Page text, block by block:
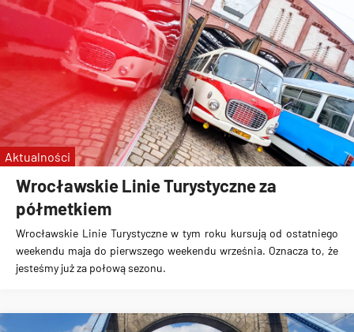
Wrocławskie Linie Turystyczne za
półmetkiem
Wrocławskie Linie Turystyczne w tym roku kursują od ostatniego
weekendu maja do pierwszego weekendu września. Oznacza to, że
jesteśmy już za połową sezonu.
Aktualności